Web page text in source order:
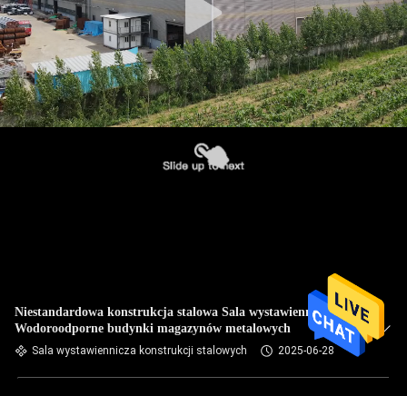
Niestandardowa konstrukcja stalowa Sala wystawiennicza
Wodoroodporne budynki magazynów metalowych
Sala wystawiennicza konstrukcji stalowych 2025-06-28